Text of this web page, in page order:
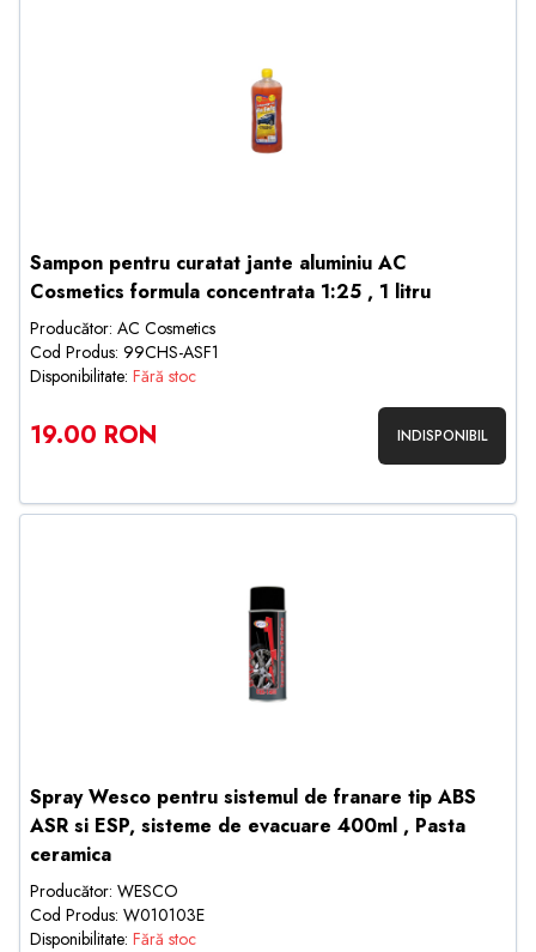
Sampon pentru curatat jante aluminiu AC
Cosmetics formula concentrata 1:25 , 1 litru
Producător: AC Cosmetics
Cod Produs: 99CHS-ASF1
Disponibilitate: Fără stoc
19.00 RON INDISPONIBIL
Spray Wesco pentru sistemul de franare tip ABS
ASR si ESP, sisteme de evacuare 400ml , Pasta
ceramica
Producător: WESCO
Cod Produs: W010103E
Disponibilitate: Fără stoc